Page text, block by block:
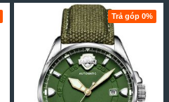
Trả góp 0%